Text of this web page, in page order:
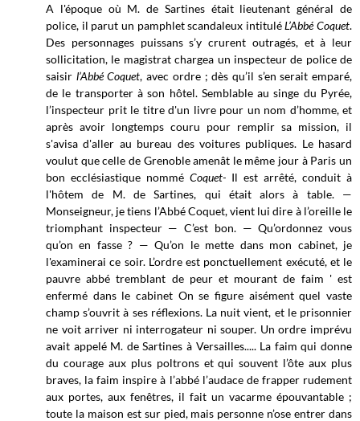
A l'époque où M. de Sartines était lieutenant général de
police, il parut un pamphlet scandaleux intituléL’Abbé Coquet.
Des personnages puissans s’y crurent outragés, et à leur
sollicitation, le magistrat chargea un inspecteur de police de
saisir l’Abbé Coquet, avec ordre ; dès qu’il s’en serait emparé,
de le transporter à son hôtel.Semblable au singe du Pyrée,
l’inspecteur prit le titre d'un livre pour un nom d’homme, et
après avoir longtemps couru pour remplir sa mission, il
s'avisa d'aller au bureau des voitures publiques. Le hasard
voulut que celle de Grenoble amenât le même jour à Paris un
bon ecclésiastique nommé Coquet- Il est arrêté, conduit à
l'hôtem de M. de Sartines, qui était alors à table. —
Monseigneur, je tiens l’Abbé Coquet, vient lui dire à l’oreille le
triomphant inspecteur — C’est bon. — Qu’ordonnez vous
qu’on en fasse ? — Qu’on le mette dans mon cabinet, je
l'examinerai ce soir. L’ordre est ponctuellement exécuté, et le
pauvre abbé tremblant de peur et mourant de faim ' est
enfermé dans le cabinet On se figure aisément quel vaste
champ s’ouvrit à ses réflexions. La nuit vient, et le prisonnier
ne voit arriver ni interrogateur ni souper. Un ordre imprévu
avait appelé M. de Sartines à Versailles..... La faim qui donne
du courage aux plus poltrons et qui souvent l’ôte aux plus
braves, la faim inspire à l’abbé l’audace de frapper rudement
aux portes, aux fenêtres, il fait un vacarme épouvantable ;
toute la maison est sur pied, mais personne n’ose entrer dans